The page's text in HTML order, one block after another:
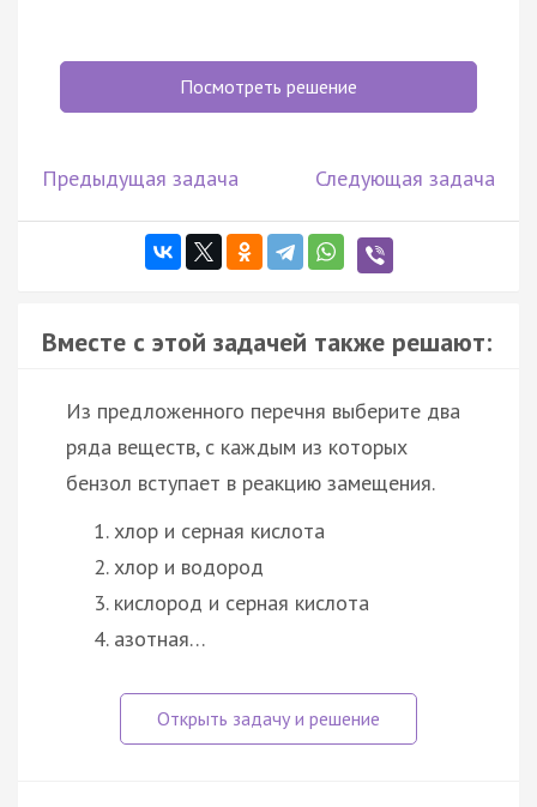
Посмотреть решение
Предыдущая задача Следующая задача
Вместе с этой задачей также решают:
Из предложенного перечня выберите два
ряда веществ, с каждым из которых
бензол вступает в реакцию замещения.
хлор и серная кислота
хлор и водород
кислород и серная кислота
азотная…